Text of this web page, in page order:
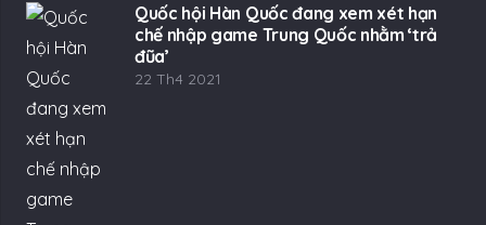
Quốc hội Hàn Quốc đang xem xét hạn
chế nhập game Trung Quốc nhằm ‘trả
đũa’
22 Th4 2021